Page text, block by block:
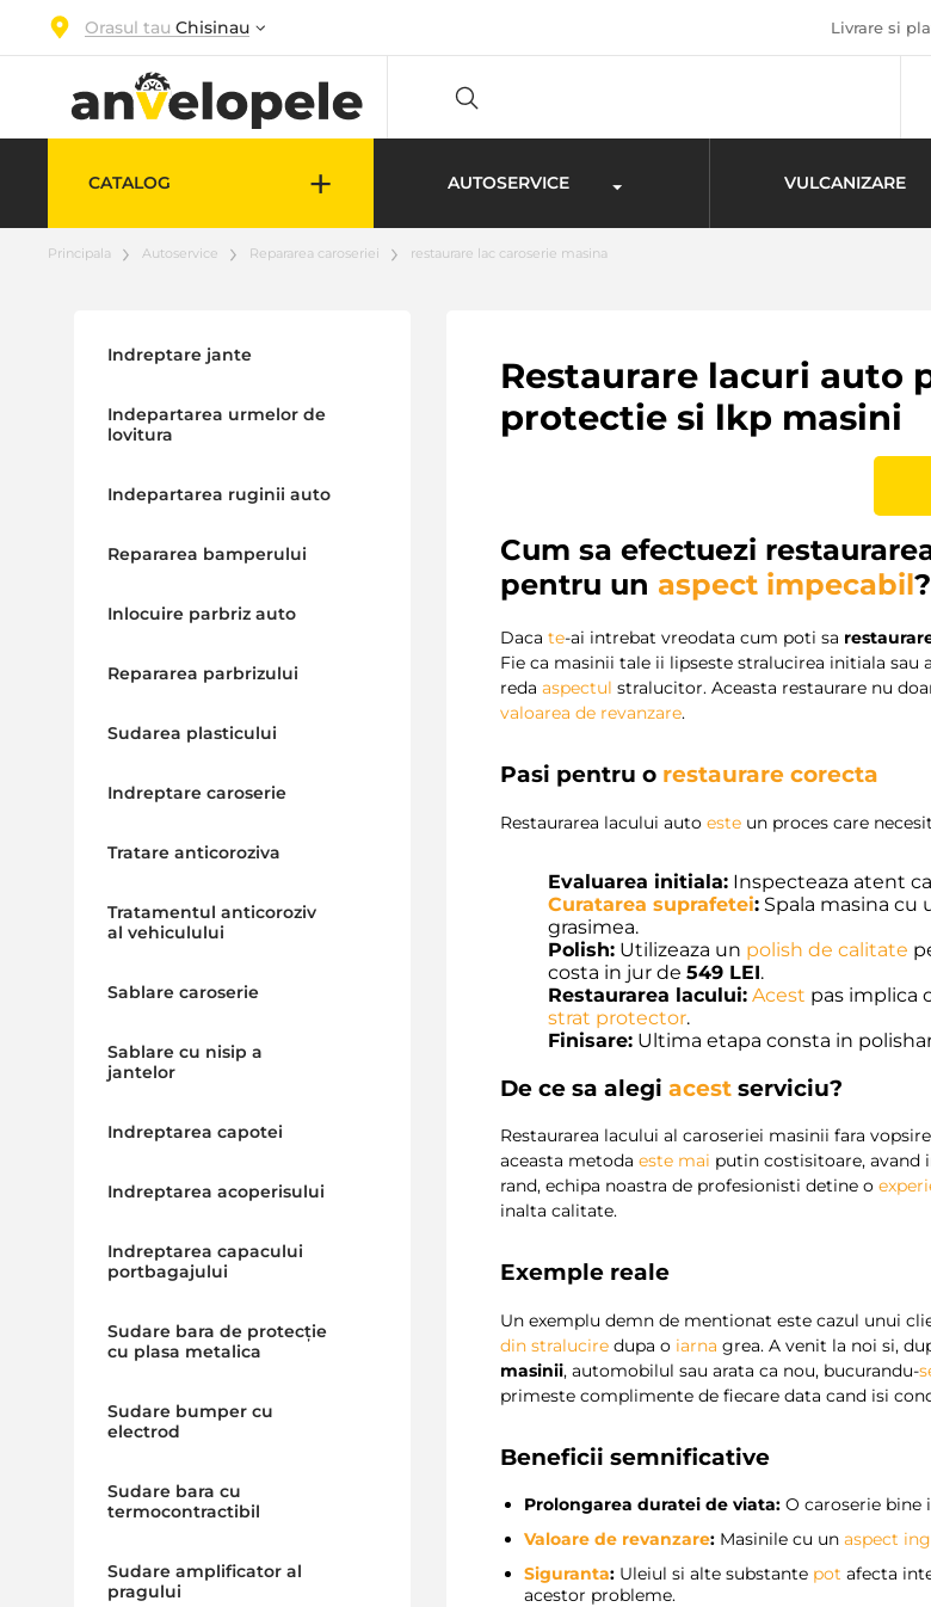
Orasul tau Chisinau Livrare si
CATALOG + AUTOSERVICE VULCANIZARE
Principala Autoservice Repararea caroseriei restaurare lac caroserie masina
Indreptare jante
Indepartarea urmelor de
lovitura
Indepartarea ruginii auto
Repararea bamperului
Inlocuire parbriz auto
Repararea parbrizului
Sudarea plasticului
Indreptare caroserie
Tratare anticoroziva
Tratamentul anticoroziv
al vehiculului
Sablare caroserie
Sablare cu nisip a
jantelor
Indreptarea capotei
Indreptarea acoperisului
Indreptarea capacului
portbagajului
Sudare bara de protecție
cu plasa metalica
Sudare bumper cu
electrod
Sudare bara cu
termocontractibil
Sudare amplificator al
pragului
Restaurare lacuri auto
protectie si lkp masini
Cum sa efectuezi
pentru un aspect impecabil?
Dacate-ai intrebat vreodata cum poti sa
Fie ca masinii tale ii lipseste stralucirea initiala sau
redaaspectul stralucitor. Aceasta restaurare nu
valoarea de revanzare.
Pasi pentru o restaurare corecta
Restaurarea lacului autoeste un proces care
Evaluarea initiala: Inspecteaza atent
Curatarea suprafetei: Spala masina
grasimea.
Polish: Utilizeaza un polish de calitate
costa in jur de549 LEI.
Restaurarea lacului: Acest pas implica
strat protector.
Finisare: Ultima etapa consta in
De ce sa alegiacest serviciu?
Restaurarea lacului al caroseriei masinii fara
aceasta metodaeste mai putin costisitoare, avand
rand, echipa noastra de profesionisti detine o
inalta calitate.
Exemple reale
Un exemplu demn de mentionat este cazul unui
din stralucire dupa o iarna grea. A venit la noi si,
masinii, automobilul sau arata ca nou, bucurandu-
primeste complimente de fiecare data cand isi
Beneficii semnificative
Prolongarea duratei de viata: O caroserie
Valoare de revanzare: Masinile cu unaspect
Siguranta: Uleiul si alte substante pot afecta
acestor probleme.